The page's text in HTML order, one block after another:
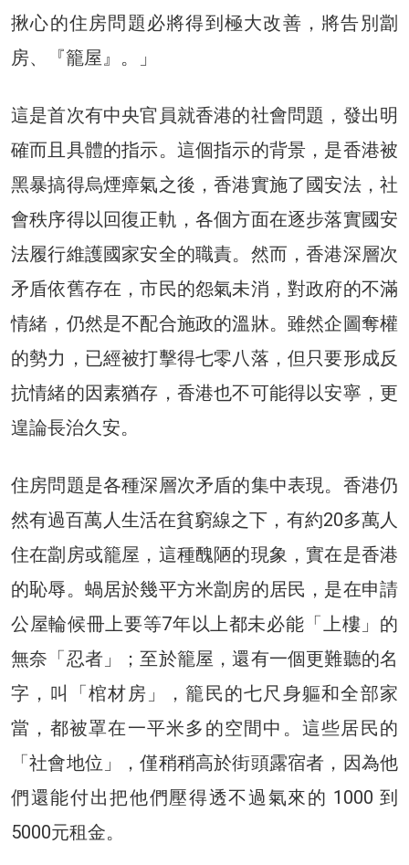
揪心的住房問題必將得到極大改善，將告別劏
房、『籠屋』。」
這是首次有中央官員就香港的社會問題，發出明
確而且具體的指示。這個指示的背景，是香港被
黑暴搞得烏煙瘴氣之後，香港實施了國安法，社
會秩序得以回復正軌，各個方面在逐步落實國安
法履行維護國家安全的職責。然而，香港深層次
矛盾依舊存在，市民的怨氣未消，對政府的不滿
情緒，仍然是不配合施政的溫牀。雖然企圖奪權
的勢力，已經被打擊得七零八落，但只要形成反
抗情緒的因素猶存，香港也不可能得以安寧，更
遑論長治久安。
住房問題是各種深層次矛盾的集中表現。香港仍
然有過百萬人生活在貧窮線之下，有約20多萬人
住在劏房或籠屋，這種醜陋的現象，實在是香港
的恥辱。蝸居於幾平方米劏房的居民，是在申請
公屋輪候冊上要等7年以上都未必能「上樓」的
無奈「忍者」；至於籠屋，還有一個更難聽的名
字，叫「棺材房」，籠民的七尺身軀和全部家
當，都被罩在一平米多的空間中。這些居民的
「社會地位」，僅稍稍高於街頭露宿者，因為他
們還能付出把他們壓得透不過氣來的 1000 到
5000元租金。